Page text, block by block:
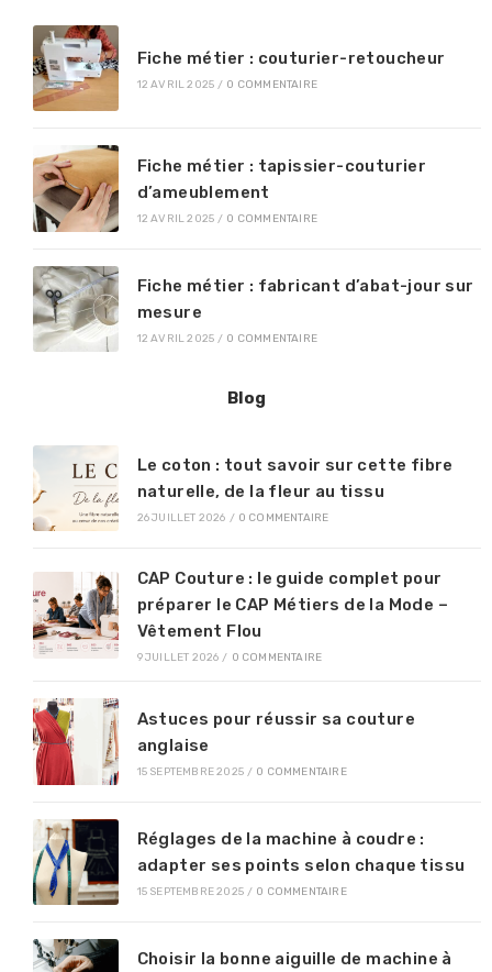
Fiche métier : couturier-retoucheur
12 AVRIL 2025 / 0 COMMENTAIRE
Fiche métier : tapissier-couturier
d’ameublement
12 AVRIL 2025 / 0 COMMENTAIRE
Fiche métier : fabricant d’abat-jour sur
mesure
12 AVRIL 2025 / 0 COMMENTAIRE
Blog
Le coton : tout savoir sur cette fibre
naturelle, de la fleur au tissu
26 JUILLET 2026 / 0 COMMENTAIRE
CAP Couture : le guide complet pour
préparer le CAP Métiers de la Mode –
Vêtement Flou
9 JUILLET 2026 / 0 COMMENTAIRE
Astuces pour réussir sa couture
anglaise
15 SEPTEMBRE 2025 / 0 COMMENTAIRE
Réglages de la machine à coudre :
adapter ses points selon chaque tissu
15 SEPTEMBRE 2025 / 0 COMMENTAIRE
Choisir la bonne aiguille de machine à